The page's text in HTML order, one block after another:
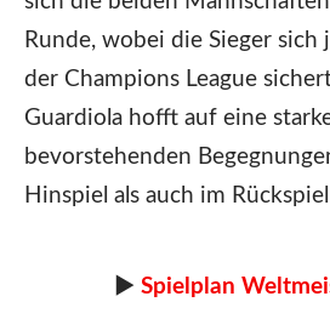
Runde, wobei die Sieger sich
der Champions League
Guardiola hofft auf eine
bevorstehenden
Hinspiel als auch im
► Spielplan